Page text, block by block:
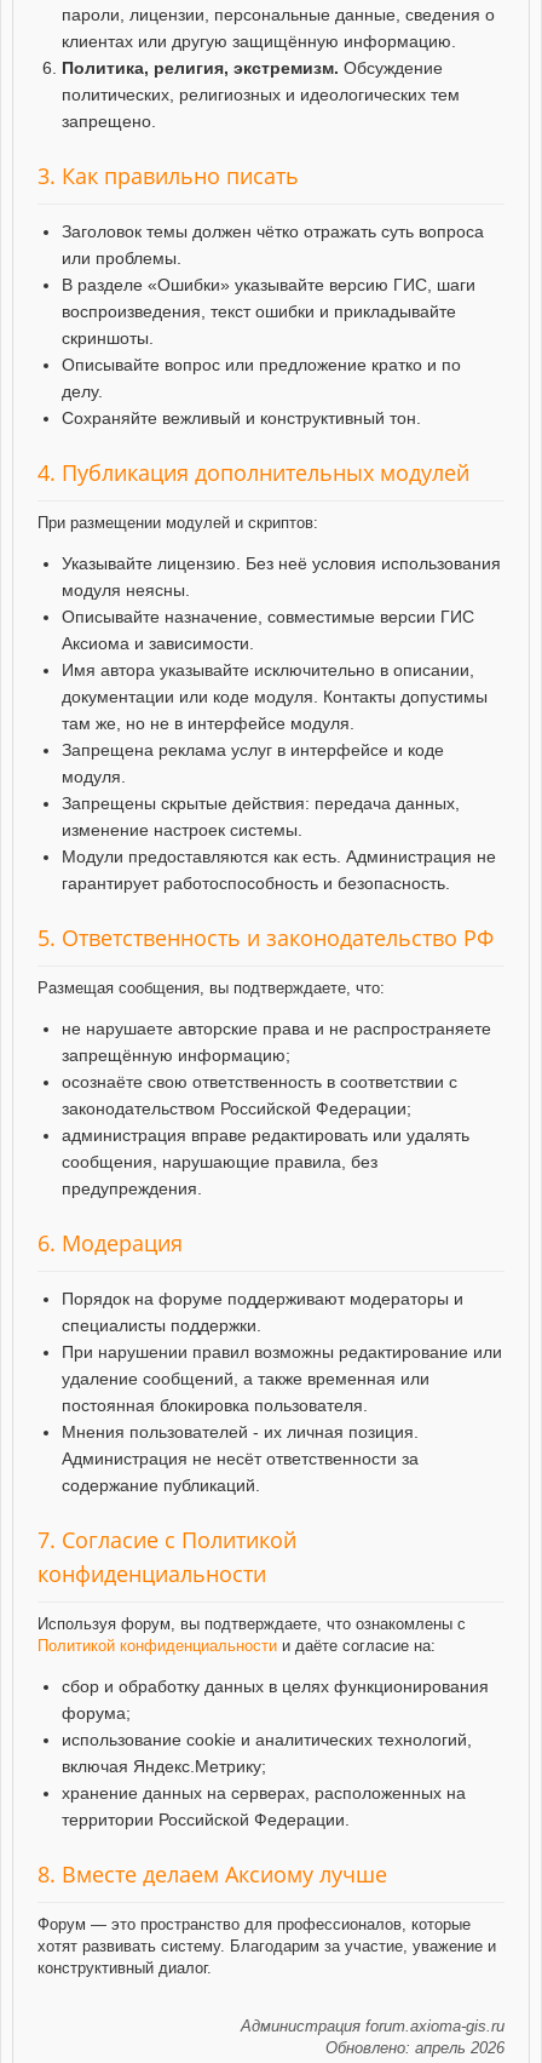
пароли, лицензии, персональные данные, сведения о
клиентах или другую защищённую информацию.
Политика, религия, экстремизм. Обсуждение
политических, религиозных и идеологических тем
запрещено.
3. Как правильно писать
Заголовок темы должен чётко отражать суть вопроса
или проблемы.
В разделе «Ошибки» указывайте версию ГИС, шаги
воспроизведения, текст ошибки и прикладывайте
скриншоты.
Описывайте вопрос или предложение кратко и по
делу.
Сохраняйте вежливый и конструктивный тон.
4. Публикация дополнительных модулей
При размещении модулей и скриптов:
Указывайте лицензию. Без неё условия использования
модуля неясны.
Описывайте назначение, совместимые версии ГИС
Аксиома и зависимости.
Имя автора указывайте исключительно в описании,
документации или коде модуля. Контакты допустимы
там же, но не в интерфейсе модуля.
Запрещена реклама услуг в интерфейсе и коде
модуля.
Запрещены скрытые действия: передача данных,
изменение настроек системы.
Модули предоставляются как есть. Администрация не
гарантирует работоспособность и безопасность.
5. Ответственность и законодательство РФ
Размещая сообщения, вы подтверждаете, что:
не нарушаете авторские права и не распространяете
запрещённую информацию;
осознаёте свою ответственность в соответствии с
законодательством Российской Федерации;
администрация вправе редактировать или удалять
сообщения, нарушающие правила, без
предупреждения.
6. Модерация
Порядок на форуме поддерживают модераторы и
специалисты поддержки.
При нарушении правил возможны редактирование или
удаление сообщений, а также временная или
постоянная блокировка пользователя.
Мнения пользователей - их личная позиция.
Администрация не несёт ответственности за
содержание публикаций.
7. Согласие с Политикой
конфиденциальности
Используя форум, вы подтверждаете, что ознакомлены с
Политикой конфиденциальности и даёте согласие на:
сбор и обработку данных в целях функционирования
форума;
использование cookie и аналитических технологий,
включая Яндекс.Метрику;
хранение данных на серверах, расположенных на
территории Российской Федерации.
8. Вместе делаем Аксиому лучше
Форум — это пространство для профессионалов, которые
хотят развивать систему. Благодарим за участие, уважение и
конструктивный диалог.
Администрация forum.axioma-gis.ru
Обновлено: апрель 2026